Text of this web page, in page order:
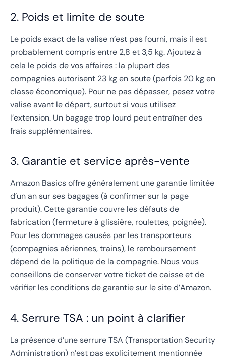
2. Poids et limite de soute
Le poids exact de la valise n’est pas fourni, mais il est
probablement compris entre 2,8 et 3,5 kg. Ajoutez à
cela le poids de vos affaires : la plupart des
compagnies autorisent 23 kg en soute (parfois 20 kg en
classe économique). Pour ne pas dépasser, pesez votre
valise avant le départ, surtout si vous utilisez
l’extension. Un bagage trop lourd peut entraîner des
frais supplémentaires.
3. Garantie et service après-vente
Amazon Basics offre généralement une garantie limitée
d’un an sur ses bagages (à confirmer sur la page
produit). Cette garantie couvre les défauts de
fabrication (fermeture à glissière, roulettes, poignée).
Pour les dommages causés par les transporteurs
(compagnies aériennes, trains), le remboursement
dépend de la politique de la compagnie. Nous vous
conseillons de conserver votre ticket de caisse et de
vérifier les conditions de garantie sur le site d’Amazon.
4. Serrure TSA : un point à clarifier
La présence d’une serrure TSA (Transportation Security
Administration) n’est pas explicitement mentionnée